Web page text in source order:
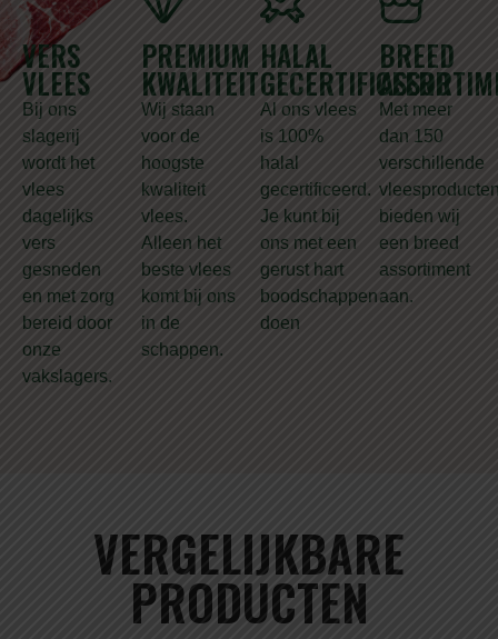
VERS
VLEES
Bij ons
slagerij
wordt het
vlees
dagelijks
vers
gesneden
en met zorg
bereid door
onze
vakslagers.
PREMIUM
KWALITEIT
Wij staan
voor de
hoogste
kwaliteit
vlees.
Alleen het
beste vlees
komt bij ons
in de
schappen.
HALAL
GECERTIFICEERD
Al ons vlees
is 100%
halal
gecertificeerd.
Je kunt bij
ons met een
gerust hart
boodschappen
doen
BREED
Met meer
dan 150
verschillende
bieden wij
een breed
assortiment
aan.
VERGELIJKBARE
PRODUCTEN